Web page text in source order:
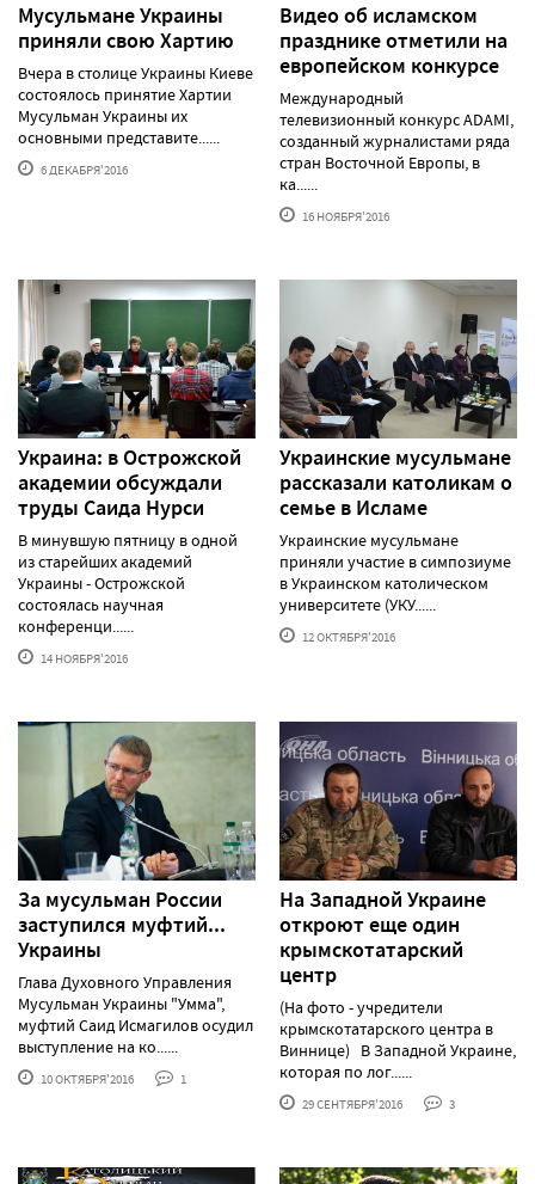
Мусульмане Украины
приняли свою Хартию
Вчера в столице Украины Киеве
состоялось принятие Хартии
Мусульман Украины их
основными представите......
6 ДЕКАБРЯ'2016
Видео об исламском
празднике отметили на
европейском конкурсе
Международный
телевизионный конкурс ADAMI,
созданный журналистами ряда
стран Восточной Европы, в
ка......
16 НОЯБРЯ'2016
Украина: в Острожской
академии обсуждали
труды Саида Нурси
В минувшую пятницу в одной
из старейших академий
Украины - Острожской
состоялась научная
конференци......
14 НОЯБРЯ'2016
Украинские мусульмане
рассказали католикам о
семье в Исламе
Украинские мусульмане
приняли участие в симпозиуме
в Украинском католическом
университете (УКУ......
12 ОКТЯБРЯ'2016
За мусульман России
заступился муфтий...
Украины
Глава Духовного Управления
Мусульман Украины "Умма",
муфтий Саид Исмагилов осудил
выступление на ко......
10 ОКТЯБРЯ'2016 1
На Западной Украине
откроют еще один
крымскотатарский
центр
(На фото - учредители
крымскотатарского центра в
Виннице) В Западной Украине,
которая по лог......
29 СЕНТЯБРЯ'2016 3